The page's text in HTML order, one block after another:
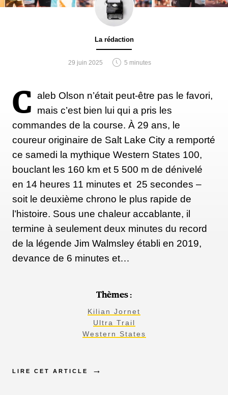
La rédaction
29 juin 2025 5 minutes
C aleb Olson n’était peut-être pas le favori,
mais c’est bien lui qui a pris les
commandes de la course. À 29 ans, le
coureur originaire de Salt Lake City a remporté
ce samedi la mythique Western States 100,
bouclant les 160 km et 5 500 m de dénivelé
en 14 heures 11 minutes et 25 secondes –
soit le deuxième chrono le plus rapide de
l’histoire. Sous une chaleur accablante, il
termine à seulement deux minutes du record
de la légende Jim Walmsley établi en 2019,
devance de 6 minutes et…
Thèmes :
Kilian Jornet
Ultra Trail
Western States
LIRE CET ARTICLE